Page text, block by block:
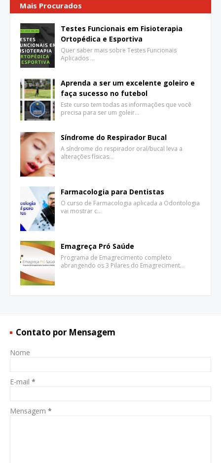
Mais Procurados
Testes Funcionais em Fisioterapia
Ortopédica e Esportiva
Quer saber mais sobre Testes Funcionais
Aplicados …
Aprenda a ser um excelente goleiro e
faça sucesso no futebol
Este curso tem todas as informações que você
precisa para ser um goleir…
Síndrome do Respirador Bucal
A síndrome do respirador oral/bucal leva a
alterações físicas…
Farmacologia para Dentistas
O curso de Farmacologia aplicada a Odontologia
vai mostrar c…
Emagreça Pró Saúde
Programa de Emagrecimento completo
abrangendo os 3 Pilares do Emagreciment…
Contato por Mensagem
Nome
E-mail *
Mensagem *